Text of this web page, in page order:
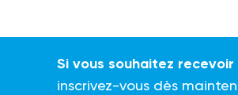
Si vous souhaitez
inscrivez-vous dès